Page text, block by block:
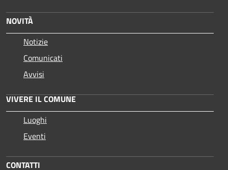
NOVITÀ
Notizie
Comunicati
Avvisi
VIVERE IL COMUNE
Luoghi
Eventi
CONTATTI